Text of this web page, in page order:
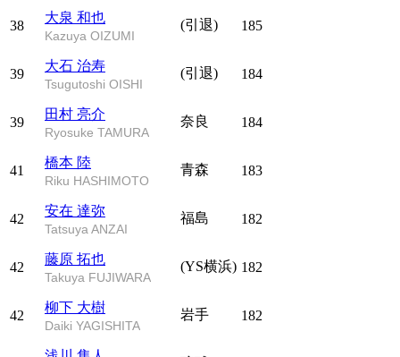
38
大泉 和也
Kazuya OIZUMI
(引退) 185
39
大石 治寿
Tsugutoshi OISHI
(引退) 184
39
田村 亮介
Ryosuke TAMURA
奈良 184
41
橋本 陸
Riku HASHIMOTO
青森 183
42
安在 達弥
Tatsuya ANZAI
福島 182
42
藤原 拓也
Takuya FUJIWARA
(YS横浜) 182
42
柳下 大樹
Daiki YAGISHITA
岩手 182